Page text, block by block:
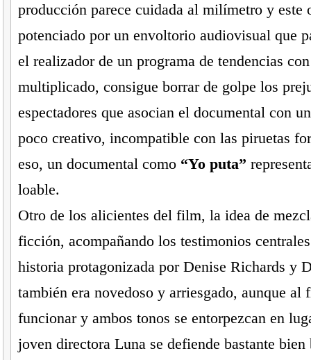
producción parece cuidada al milímetro y este
potenciado por un envoltorio audiovisual que
el realizador de un programa de tendencias
multiplicado, consigue borrar de golpe los
espectadores que asocian el documental con
poco creativo, incompatible con las piruetas
eso, un documental como “Yo puta”
loable.
Otro de los alicientes del film, la idea de
ficción, acompañando los testimonios
historia protagonizada por Denise Richards y
también era novedoso y arriesgado, aunque al
funcionar y ambos tonos se entorpezcan en
joven directora Luna se defiende bastante bien